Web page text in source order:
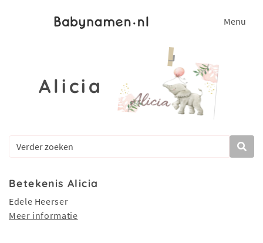
Menu
Alicia
Betekenis Alicia
Edele Heerser
Meer informatie